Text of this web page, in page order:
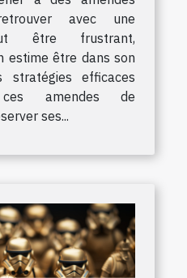
avec une
être frustrant,
estime être dans son
stratégies efficaces
amendes de
ses...